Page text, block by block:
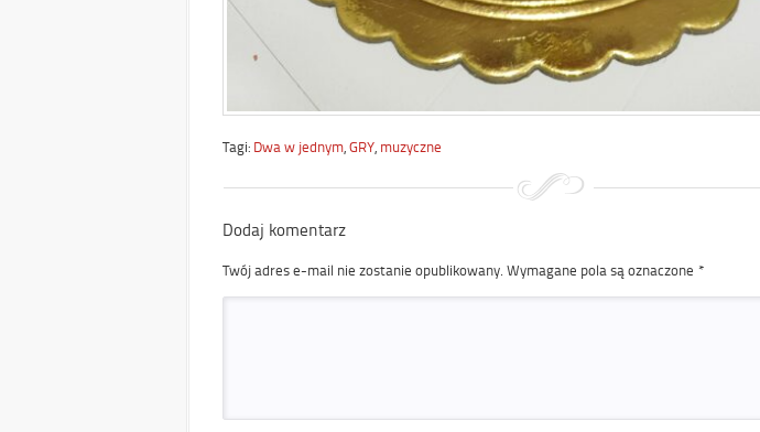
Tagi: Dwa w jednym, GRY, muzyczne
Dodaj komentarz
Twój adres e-mail nie zostanie opublikowany. Wymagane pola są oznaczone *